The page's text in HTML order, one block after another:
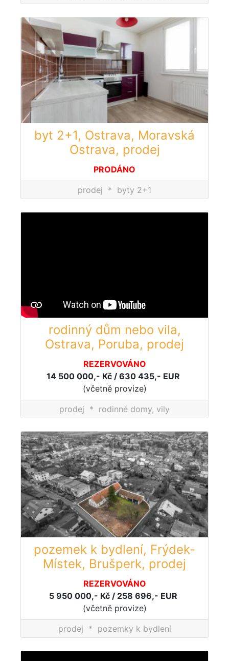
byt 2+1, Ostrava, Moravská
Ostrava, prodej
PRODÁNO
prodej * byty 2+1
rodinný dům nebo vila,
Ostrava, Poruba, prodej
REZERVOVÁNO
14 500 000,- Kč / 630 435,- EUR
(včetně provize)
prodej * rodinné domy, vily
pozemek k bydlení, Frýdek-
Místek, Brušperk, prodej
REZERVOVÁNO
5 950 000,- Kč / 258 696,- EUR
(včetně provize)
prodej * pozemky k bydlení